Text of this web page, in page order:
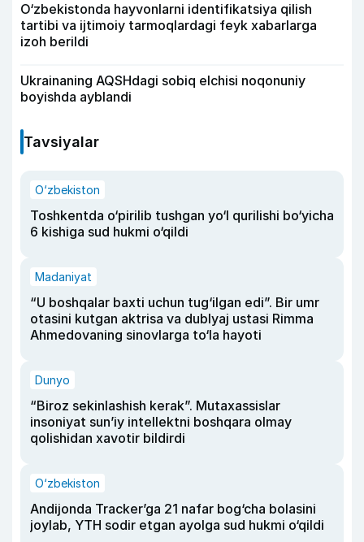
O‘zbekistonda hayvonlarni identifikatsiya qilish
tartibi va ijtimoiy tarmoqlardagi feyk xabarlarga
izoh berildi
Ukrainaning AQSHdagi sobiq elchisi noqonuniy
boyishda ayblandi
Tavsiyalar
O‘zbekiston
Toshkentda o‘pirilib tushgan yo‘l qurilishi bo‘yicha
6 kishiga sud hukmi o‘qildi
Madaniyat
“U boshqalar baxti uchun tug‘ilgan edi”. Bir umr
otasini kutgan aktrisa va dublyaj ustasi Rimma
Ahmedovaning sinovlarga to‘la hayoti
Dunyo
“Biroz sekinlashish kerak”. Mutaxassislar
insoniyat sun’iy intellektni boshqara olmay
qolishidan xavotir bildirdi
O‘zbekiston
Andijonda Tracker’ga 21 nafar bog‘cha bolasini
joylab, YTH sodir etgan ayolga sud hukmi o‘qildi